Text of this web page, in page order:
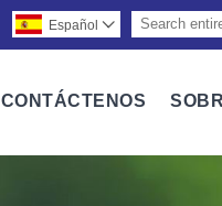
Español 
CONTÁCTENOS